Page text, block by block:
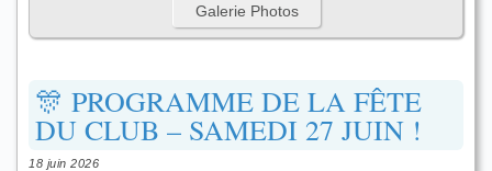
Galerie Photos
🎊 PROGRAMME DE LA FÊTE
DU CLUB – SAMEDI 27 JUIN !
18 juin 2026